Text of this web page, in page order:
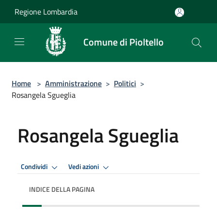
Regione Lombardia
Comune di Pioltello
Home > Amministrazione > Politici >
Rosangela Sgueglia
Rosangela Sgueglia
Condividi Vedi azioni
INDICE DELLA PAGINA